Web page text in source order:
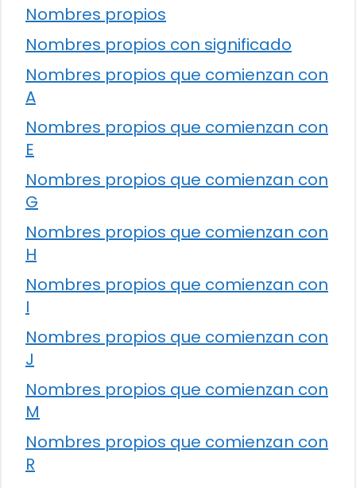
Nombres propios
Nombres propios con significado
Nombres propios que comienzan con
A
Nombres propios que comienzan con
E
Nombres propios que comienzan con
G
Nombres propios que comienzan con
H
Nombres propios que comienzan con
I
Nombres propios que comienzan con
J
Nombres propios que comienzan con
M
Nombres propios que comienzan con
R